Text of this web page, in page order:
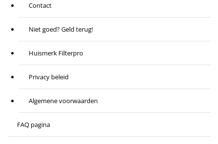
Contact
Niet goed? Geld terug!
Huismerk Filterpro
Privacy beleid
Algemene voorwaarden
FAQ pagina